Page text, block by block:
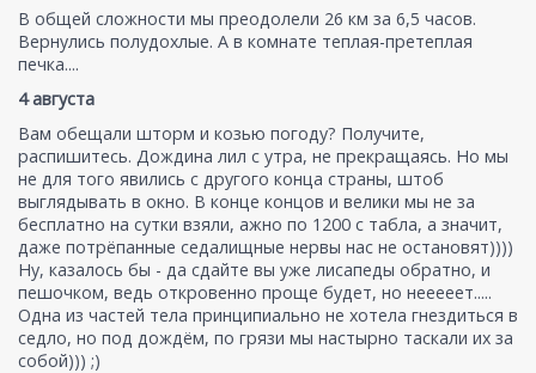
В общей сложности мы преодолели 26 км за 6,5 часов.
Вернулись полудохлые. А в комнате теплая-претеплая
печка....
4 августа
Вам обещали шторм и козью погоду? Получите,
распишитесь. Дождина лил с утра, не прекращаясь. Но мы
не для того явились с другого конца страны, штоб
выглядывать в окно. В конце концов и велики мы не за
бесплатно на сутки взяли, ажно по 1200 с табла, а значит,
даже потрёпанные седалищные нервы нас не остановят))))
Ну, казалось бы - да сдайте вы уже лисапеды обратно, и
пешочком, ведь откровенно проще будет, но нееееет.....
Одна из частей тела принципиально не хотела гнездиться в
седло, но под дождём, по грязи мы настырно таскали их за
собой))) ;)